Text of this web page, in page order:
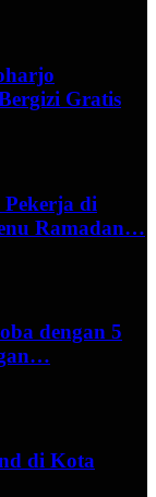
Gratis
Pekerja di
Ramadan…
dengan 5
di Kota